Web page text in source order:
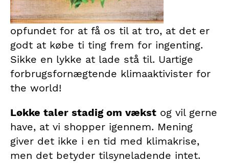
opfundet for at få os til at tro, at det er
godt at købe ti ting frem for ingenting.
Sikke en lykke at lade stå til. Uartige
forbrugsfornægtende klimaaktivister for
the world!
Løkke taler stadig om vækst og vil gerne
have, at vi shopper igennem. Mening
giver det ikke i en tid med klimakrise,
men det betyder tilsyneladende intet.